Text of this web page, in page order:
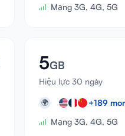
Mạng 3G, 4G, 5G
5GB
Hiệu lực 30 ngày
🌍 +189
Mạng 3G, 4G, 5G